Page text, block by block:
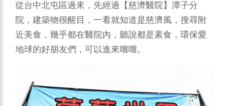
從台中北屯區過來，先經過【慈濟醫院】潭子分
院，建築物很醒目，一看就知道是慈濟風，搜尋附
近美食，幾乎都在醫院內，聽說都是素食，環保愛
地球的好朋友們，可以進來嚐嚐。